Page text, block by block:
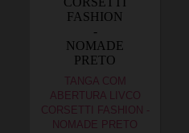
TANGA COM
ABERTURA LIVCO
CORSETTI FASHION -
NOMADE PRETO